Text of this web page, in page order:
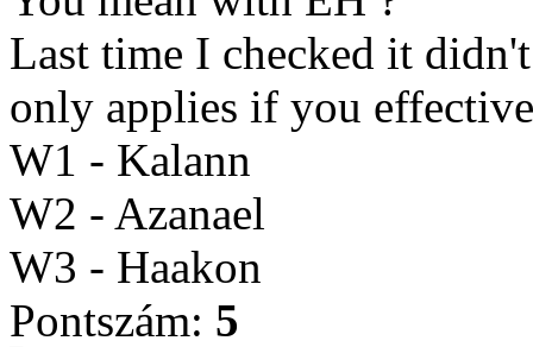
Last time I checked it
only applies if you
W1 - Kalann
W2 - Azanael
W3 - Haakon
Pontszám: 5